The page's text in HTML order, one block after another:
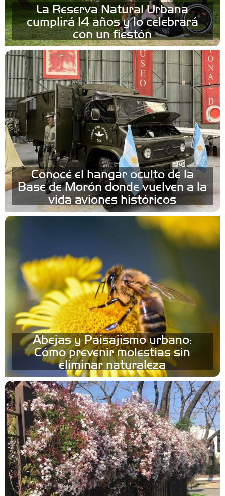
La Reserva Natural Urbana
cumplirá 14 años y lo celebrará
con un fiestón
Conocé el hangar oculto de la
Base de Morón donde vuelven a la
vida aviones históricos
Abejas y Paisajismo urbano:
Cómo prevenir molestias sin
eliminar naturaleza